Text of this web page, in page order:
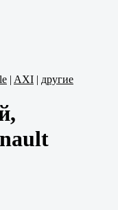
| AXI | другие